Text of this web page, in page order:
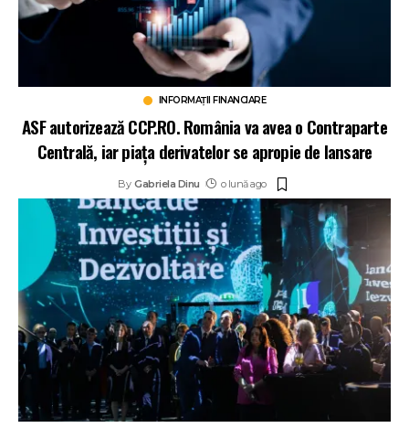
INFORMAȚII FINANCIARE
ASF autorizează CCP.RO. România va avea o Contraparte
Centrală, iar piața derivatelor se apropie de lansare
By Gabriela Dinu o lună ago